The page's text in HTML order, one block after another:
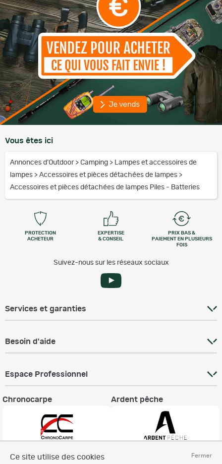
Fermer
Ce site utilise des cookies
Vous êtes ici
Annonces d'Outdoor > Camping > Lampes et accessoires de
lampes > Accessoires et pièces détachées de lampes >
Accessoires et pièces détachées de lampes Piles - Batteries
PROTECTION
ACHETEUR
EXPERTISE
& CONSEIL
PRIX BAS &
PAIEMENT EN PLUSIEURS
FOIS
Suivez-nous sur les réseaux sociaux
Services et garanties
Besoin d'aide
Espace Professionnel
Chronocarpe Ardent pêche